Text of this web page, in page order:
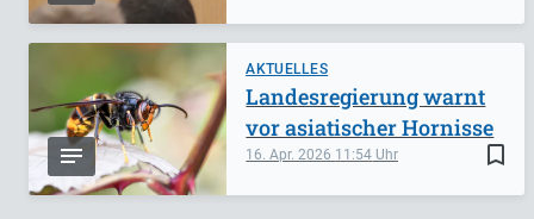
AKTUELLES
bookmark_border
16. Apr. 2026 11:54
Landesregierung warnt
vor asiatischer Hornisse